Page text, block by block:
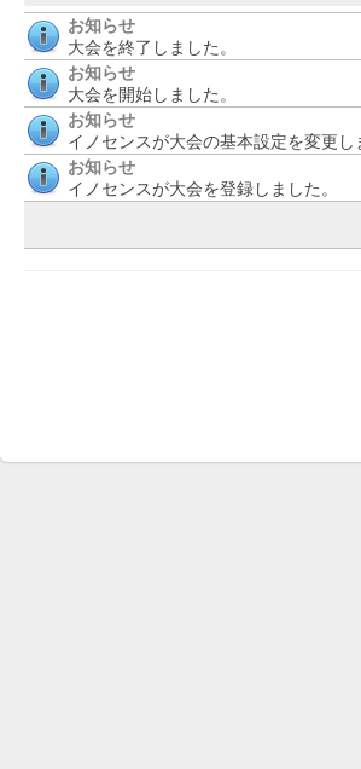
お知らせ
大会を終了しました。
お知らせ
大会を開始しました。
お知らせ
イノセンスが大会の基本設定を変更し
お知らせ
イノセンスが大会を登録しました。